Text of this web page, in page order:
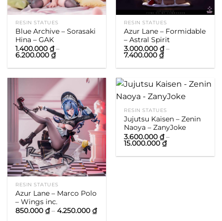
RESIN STATUES
Blue Archive – Sorasaki
Hina – GAK
1.400.000₫ –
6.200.000₫Khoảng
giá:
từ
đến
6.200.000 ₫
RESIN STATUES
Azur Lane – Formidable
– Astral Spirit
3.000.000₫ –
7.400.000₫Khoảng
giá:
từ
đến
7.400.000 ₫
RESIN STATUES
Azur Lane – Marco Polo
– Wings inc.
850.000₫ – 4.250.000₫Khoảng
giá:
RESIN STATUES
Jujutsu Kaisen – Zenin
Naoya – ZanyJoke
3.600.000₫ –
15.000.000₫Khoảng
giá:
từ